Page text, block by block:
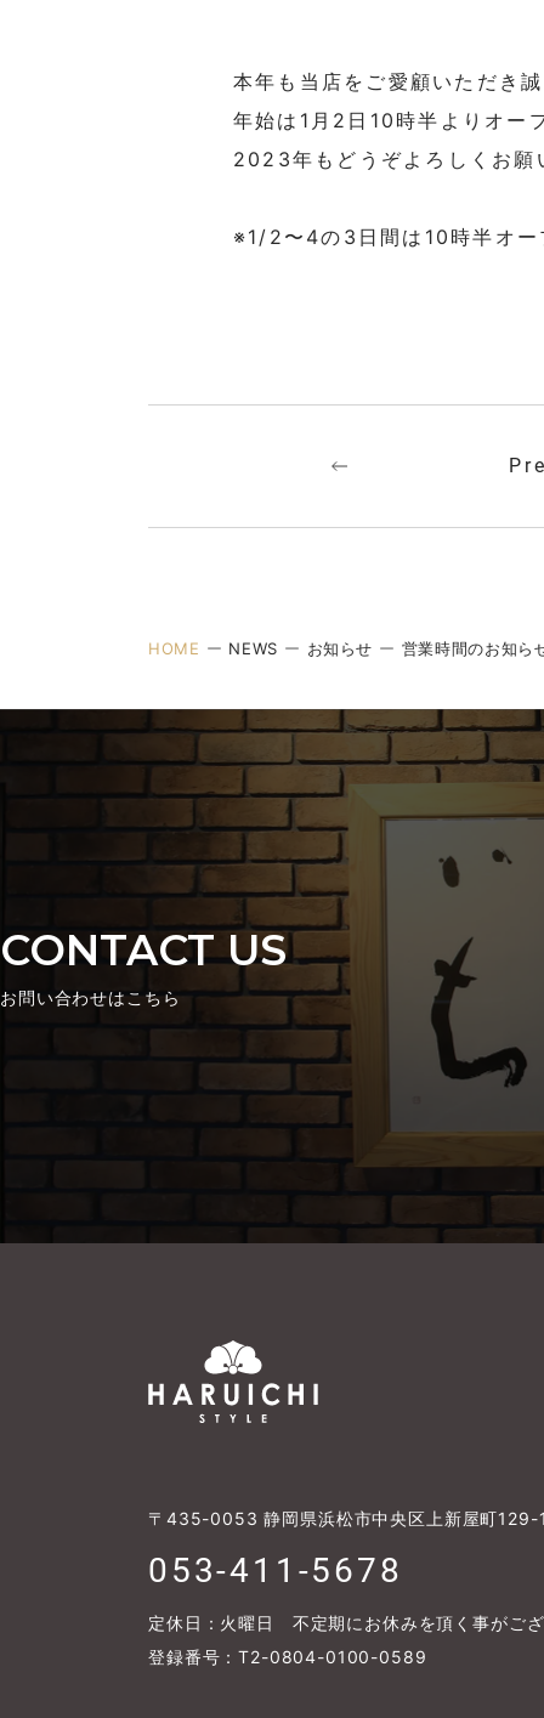
本年も当店をご愛顧いただき
年始は1月2日10時半よりオー
2023年もどうぞよろしくお願
※1/2〜4の3日間は10時半オー
HOME NEWS お知らせ 営業時間のお知ら
CONTACT US
お問い合わせはこちら
〒435-0053 静岡県浜松市中央区上新屋町129-
053-411-5678
定休日：火曜日 不定期にお休みを頂く事がご
登録番号：T2-0804-0100-0589